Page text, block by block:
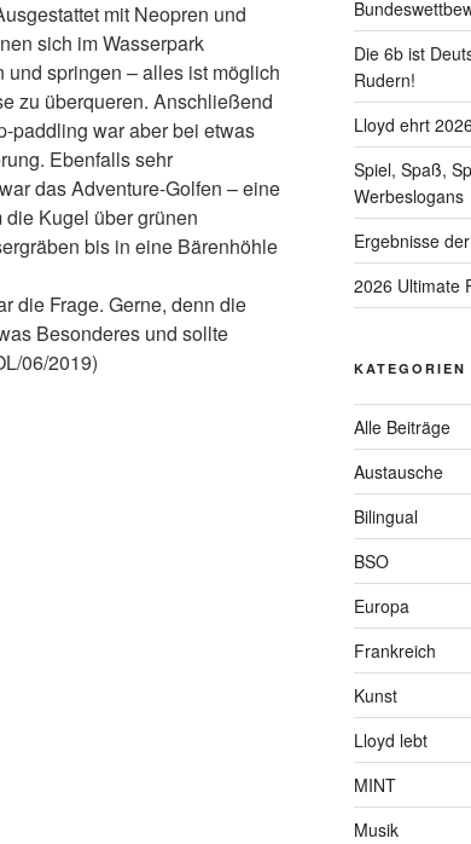
mit Neopren und
sich im Wasserpark
springen – alles ist möglich
zu überqueren. Anschließend
paddling war aber bei etwas
Ebenfalls sehr
das Adventure-Golfen – eine
Kugel über grünen
bis in eine Bärenhöhle
die Frage. Gerne, denn die
Besonderes und sollte
06/2019)
Die 6b ist
Rudern!
Lloyd ehrt 2026
Spiel, Spaß,
Werbeslogans
Ergebnisse
2026 Ultimate
KATEGORIEN
Alle Beiträge
Austausche
Bilingual
BSO
Europa
Frankreich
Kunst
Lloyd lebt
MINT
Musik